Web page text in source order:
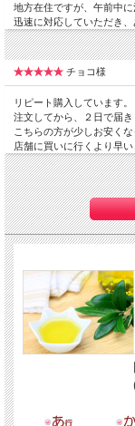
地方在住ですが、午前中
迅速に対応していただき、
チョコ様
リピート購入しています。
注文してから、２日で届き
こちらの方が少しお安くな
店舗に買いに行くより早い